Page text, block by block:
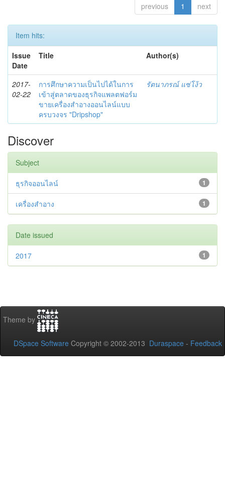
previous 1 next
Item hits:
Issue
Date
Title Author(s)
2017-
02-22
การศึกษาความเป็นไปได้ในการ
เข้าสู่ตลาดของธุรกิจแพลตฟอร์ม
ขายเครื่องสำอางออนไลน์แบบ
ครบวงจร "Dripshop"
รัตนาภรณ์ แซ่โง้ว
Discover
Subject
1
ธุรกิจออนไลน์
1
เครื่องสำอาง
Date issued
1
2017
Theme by
DSpace Software Copyright © 2002-2013 Duraspace - Feedback